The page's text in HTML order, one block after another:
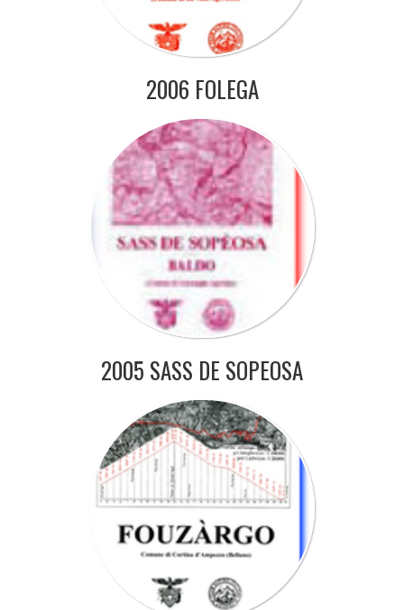
2006 FOLEGA
2005 SASS DE SOPEOSA